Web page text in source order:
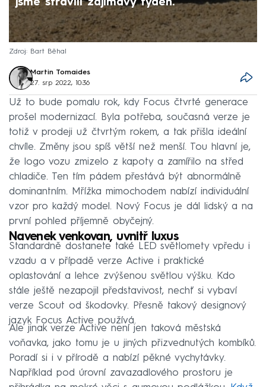
jsme strávili zajímavý týden.
Zdroj: Bart Běhal
Martin Tomaides
27. srp 2022, 10:36
Už to bude pomalu rok, kdy Focus čtvrté generace
prošel modernizací. Byla potřeba, současná verze je
totiž v prodeji už čtvrtým rokem, a tak přišla ideální
chvíle. Změny jsou spíš větší než menší. Tou hlavní je,
že logo vozu zmizelo z kapoty a zamířilo na střed
chladiče. Ten tím pádem přestává být abnormálně
dominantním. Mřížka mimochodem nabízí individuální
vzor pro každý model. Nový Focus je dál lidský a na
první pohled příjemně obyčejný.
Navenek venkovan, uvnitř luxus
Standardně dostanete také LED světlomety vpředu i
vzadu a v případě verze Active i praktické
oplastování a lehce zvýšenou světlou výšku. Kdo
stále ještě nezapojil představivost, nechť si vybaví
verze Scout od škodovky. Přesně takový designový
jazyk Focus Active používá.
Ale jinak verze Active není jen taková městská
voňavka, jako tomu je u jiných přizvednutých kombíků.
Poradí si i v přírodě a nabízí pěkné vychytávky.
Například pod úrovní zavazadlového prostoru je